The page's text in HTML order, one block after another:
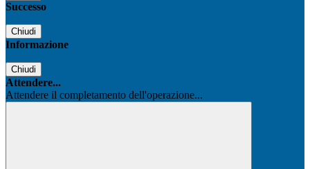
Successo
Chiudi
Informazione
Chiudi
Attendere...
Attendere il completamento dell'operazione...